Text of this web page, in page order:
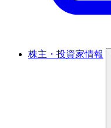
株主・投資家情報